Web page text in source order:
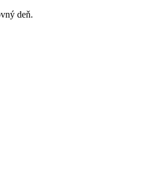
deň.